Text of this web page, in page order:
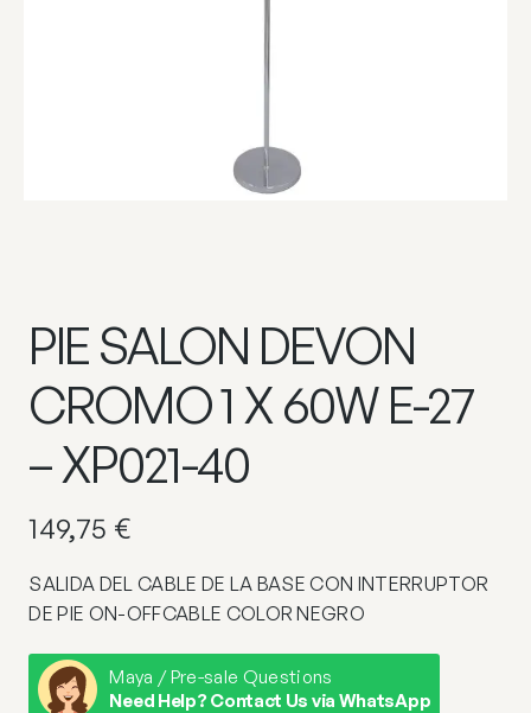
PIE SALON DEVON
CROMO 1 X 60W E-27
– XP021-40
149,75 €
SALIDA DEL CABLE DE LA BASE CON INTERRUPTOR
DE PIE ON-OFFCABLE COLOR NEGRO
Maya / Pre-sale Questions
Need Help? Contact Us via WhatsApp